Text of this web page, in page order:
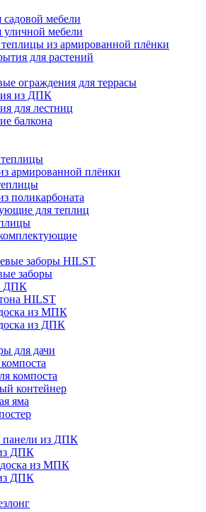
мебели
уличной мебели
теплицы из армированной плёнки
для растений
ограждения для террасы
из ДПК
для лестниц
балкона
армированной плёнки
поликарбоната
для теплиц
заборы HILST
заборы
ДПК
HILST
из МПК
из ДПК
для дачи
компоста
контейнер
яма
панели из ДПК
ДПК
из МПК
ДПК